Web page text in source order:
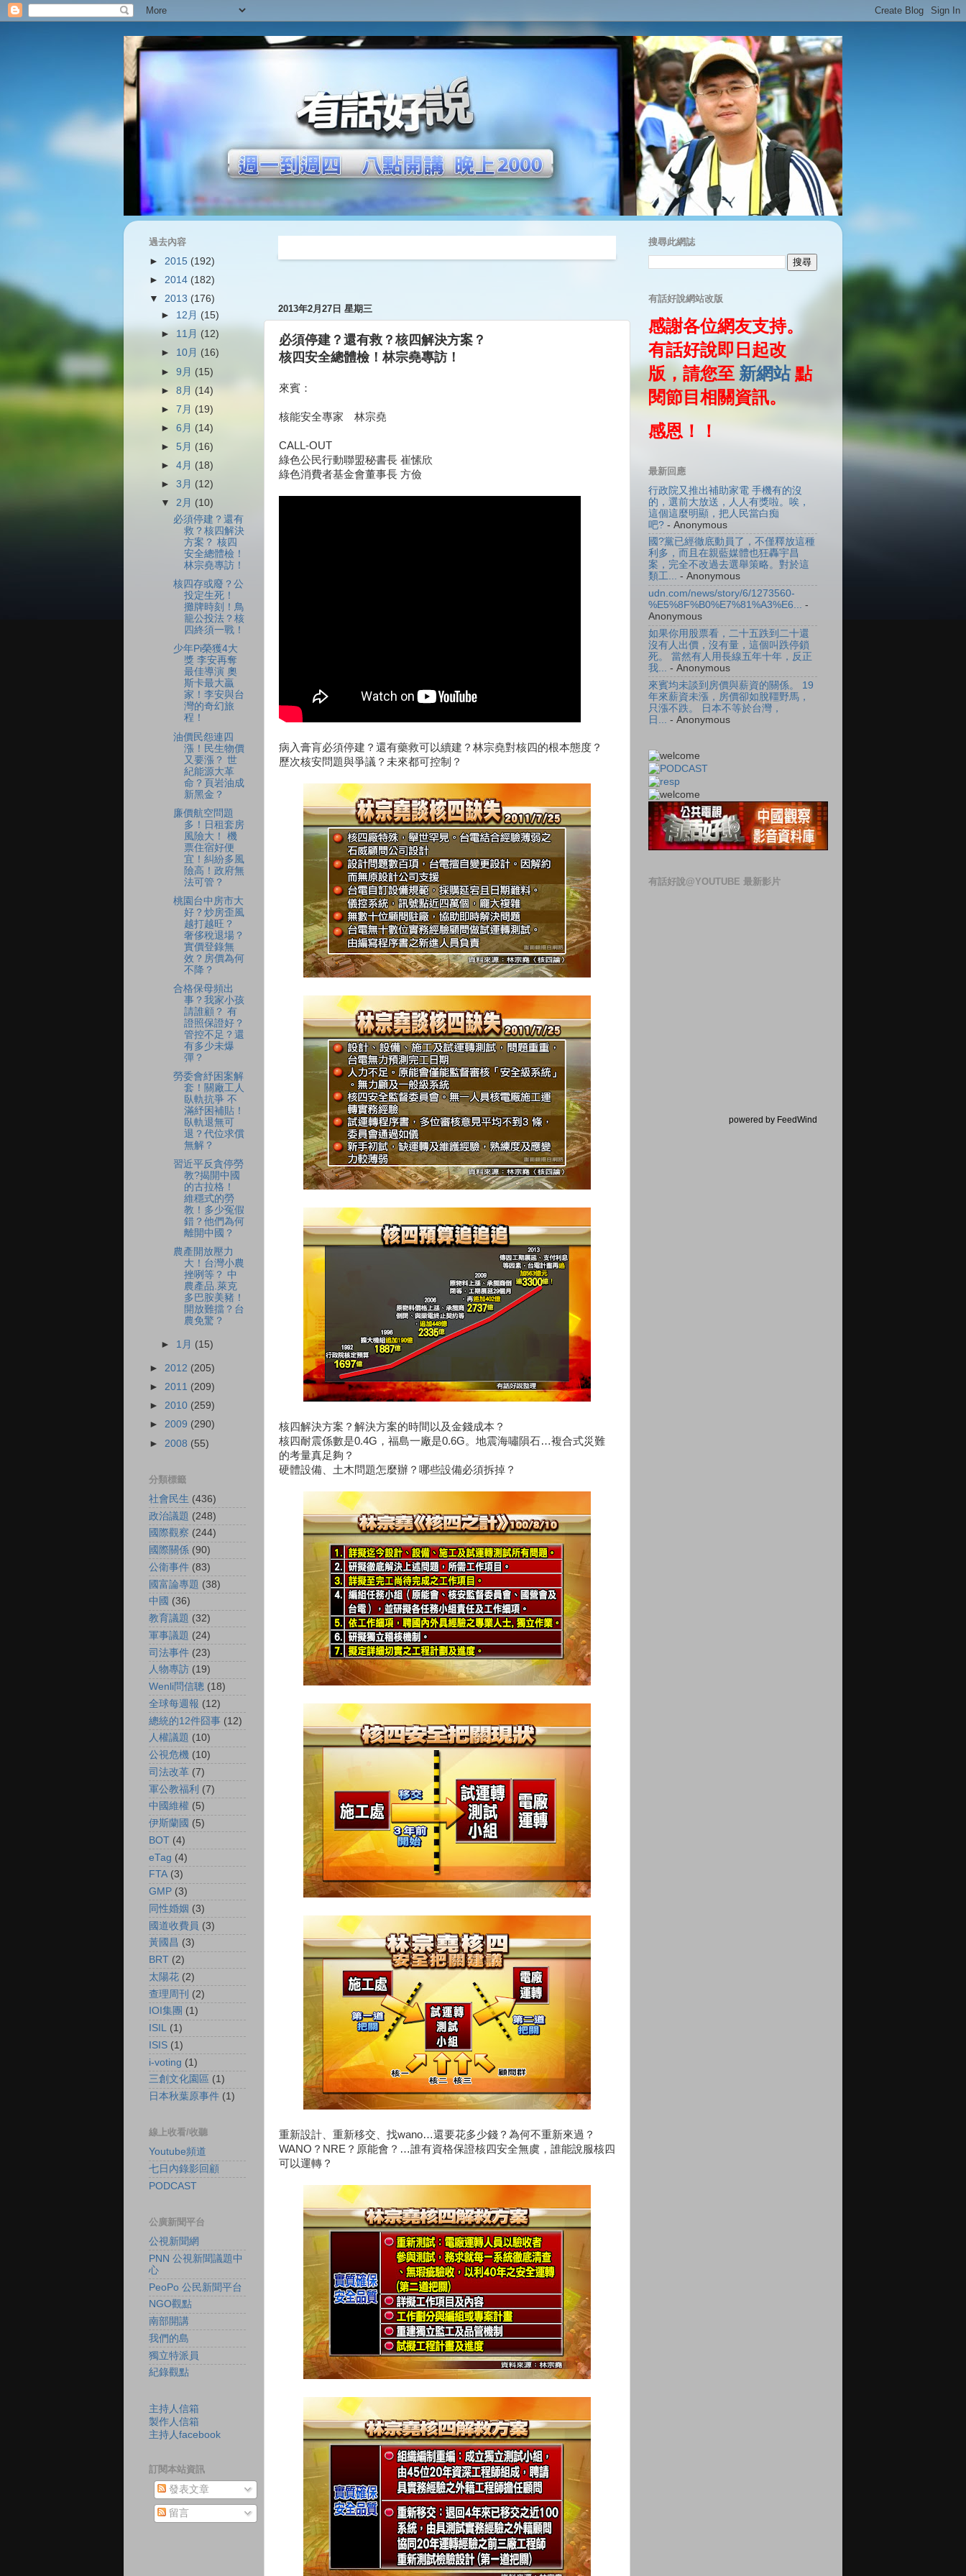
2013年2月27日 星期三
必須停建？還有救？核四解決方案？
核四安全總體檢！林宗堯專訪！
來賓：
核能安全專家 林宗堯
CALL-OUT
綠色公民行動聯盟秘書長 崔愫欣
綠色消費者基金會董事長 方儉
病入膏肓必須停建？還有藥救可以續建？林宗堯對核四的根本態度？
歷次核安問題與爭議？未來都可控制？
核四解決方案？解決方案的時間以及金錢成本？
核四耐震係數是0.4G，福島一廠是0.6G。地震海嘯隕石…複合式災難
的考量真足夠？
硬體設備、土木問題怎麼辦？哪些設備必須拆掉？
重新設計、重新移交、找wano…還要花多少錢？為何不重新來過？
WANO？NRE？原能會？…誰有資格保證核四安全無虞，誰能說服核四
可以運轉？
過去內容
► 2015 (192)
► 2014 (182)
▼ 2013 (176)
► 12月 (15)
► 11月(12)
► 10月 (16)
►9月 (15)
►8月 (14)
►7月 (19)
►6月 (14)
► 5月 (16)
►4月 (18)
►3月 (12)
▼2月 (10)
必須停建？還有
救？核四解決
方案？ 核四
安全總體檢！
林宗堯專訪！
核四存或廢？公
投定生死！
攤牌時刻！鳥
籠公投法？核
四終須一戰！
少年Pi榮獲4大
獎 李安再奪
最佳導演 奧
斯卡最大贏
家！李安與台
灣的奇幻旅
程！
油價民怨連四
漲！民生物價
又要漲？ 世
紀能源大革
命？頁岩油成
新黑金？
廉價航空問題
多！日租套房
風險大！ 機
票住宿好便
宜！糾紛多風
險高！政府無
法可管？
桃園台中房市大
好？炒房歪風
越打越旺？
奢侈稅退場？
實價登錄無
效？房價為何
不降？
合格保母頻出
事？我家小孩
請誰顧？ 有
證照保證好？
管控不足？還
有多少未爆
彈？
勞委會紓困案解
套！關廠工人
臥軌抗爭 不
滿紓困補貼！
臥軌退無可
退？代位求償
無解？
習近平反貪停勞
教?揭開中國
的古拉格！
維穩式的勞
教！多少冤假
錯？他們為何
離開中國？
農產開放壓力
大！台灣小農
挫咧等？ 中
農產品.萊克
多巴胺美豬！
開放難擋？台
農免驚？
► 1月 (15)
► 2012 (205)
► 2011 (209)
► 2010 (259)
► 2009 (290)
► 2008 (55)
分類標籤
社會民生 (436)
政治議題 (248)
國際觀察 (244)
國際關係 (90)
公衛事件 (83)
國富論專題 (38)
中國 (36)
教育議題 (32)
軍事議題 (24)
司法事件 (23)
人物專訪 (19)
Wenli問信聰 (18)
全球每週報 (12)
總統的12件囧事 (12)
人權議題 (10)
公視危機 (10)
司法改革 (7)
軍公教福利 (7)
中國維權 (5)
伊斯蘭國 (5)
BOT (4)
eTag (4)
FTA (3)
GMP (3)
同性婚姻 (3)
國道收費員 (3)
黃國昌 (3)
BRT (2)
太陽花 (2)
查理周刊 (2)
IOI集團 (1)
ISIL (1)
ISIS (1)
i-voting (1)
三創文化園區 (1)
日本秋葉原事件 (1)
線上收看/收聽
Youtube頻道
七日內錄影回顧
PODCAST
公廣新聞平台
公視新聞網
PNN 公視新聞議題中
心
PeoPo 公民新聞平台
NGO觀點
南部開講
我們的島
獨立特派員
紀錄觀點
主持人信箱
製作人信箱
主持人facebook
訂閱本站資訊
發表文章
留言
搜尋此網誌
有話好說網站改版
感謝各位網友支持。
有話好說即日起改
版，請您至 新網站點
閱節目相關資訊。
感恩！！
最新回應
行政院又推出補助家電 手機有的沒
的，選前大放送，人人有獎啦。唉，
這個這麼明顯，把人民當白痴
吧? - Anonymous
國?黨已經徹底動員了，不僅釋放這種
利多，而且在親藍媒體也狂轟宇昌
案，完全不改過去選舉策略。對於這
類工... - Anonymous
udn.com/news/story/6/1273560-
%E5%8F%B0%E7%81%A3%E6... -
Anonymous
如果你用股票看，二十五跌到二十還
沒有人出價，沒有量，這個叫跌停鎖
死。 當然有人用長線五年十年，反正
我...
- Anonymous
來賓均未談到房價與薪資的關係。 19
年來薪資未漲，房價卻如脫韁野馬，
只漲不跌。 日本不等於台灣，
日...
- Anonymous
有話好說@YOUTUBE 最新影片
powered by FeedWind